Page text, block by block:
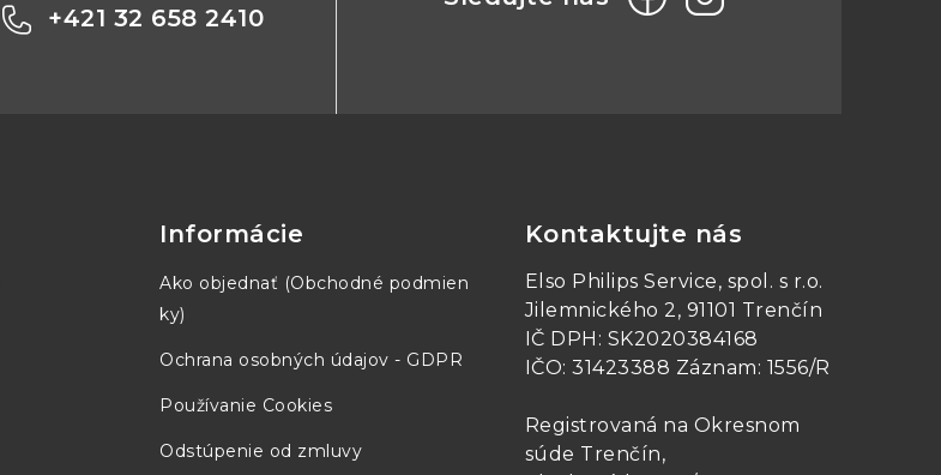
+421 32 658 2410
Informácie
Ako objednať (Obchodné podmien
ky)
Ochrana osobných údajov - GDPR
Používanie Cookies
Odstúpenie od zmluvy
Kontaktujte nás
Elso Philips Service, spol. s r.o.
Jilemnického 2, 91101 Trenčín
IČ DPH: SK2020384168
IČO: 31423388 Záznam: 1556/R
Registrovaná na Okresnom
súde Trenčín,